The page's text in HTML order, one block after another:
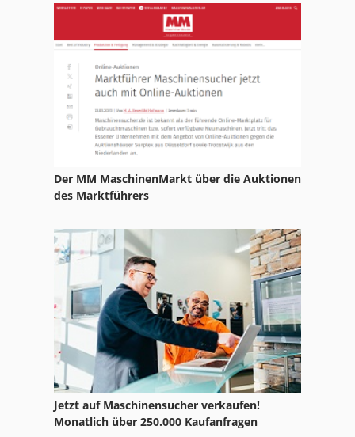
Hassia Du 300
Hatastar Pb 100-2050
Hatz Diesel
Herkules Km 1000 H
Hesse By Lfss Ap 1020/100
Hesse Ks 12
Hicom 200
Holzma Hpp 200
Hpp 11
Hq 500
Der MM MaschinenMarkt über die Auktionen
des Marktführers
Jetzt auf Maschinensucher verkaufen!
Monatlich über 250.000 Kaufanfragen